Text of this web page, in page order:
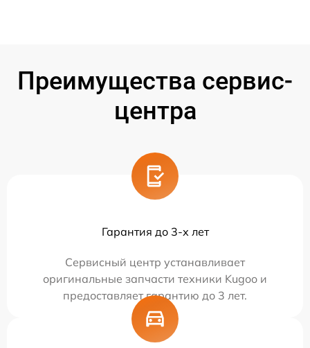
Преимущества сервис-
центра
Гарантия до 3-х лет
Сервисный центр устанавливает
оригинальные запчасти техники Kugoo и
предоставляет гарантию до 3 лет.